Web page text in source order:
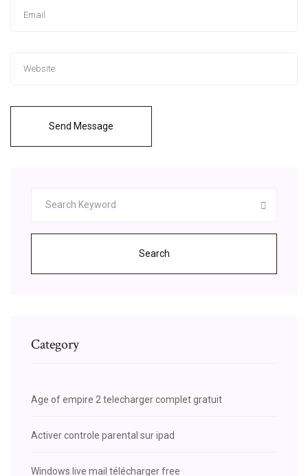
Send Message
Search
Category
Age of empire 2 telecharger complet gratuit
Activer controle parental sur ipad
Windows live mail télécharger free